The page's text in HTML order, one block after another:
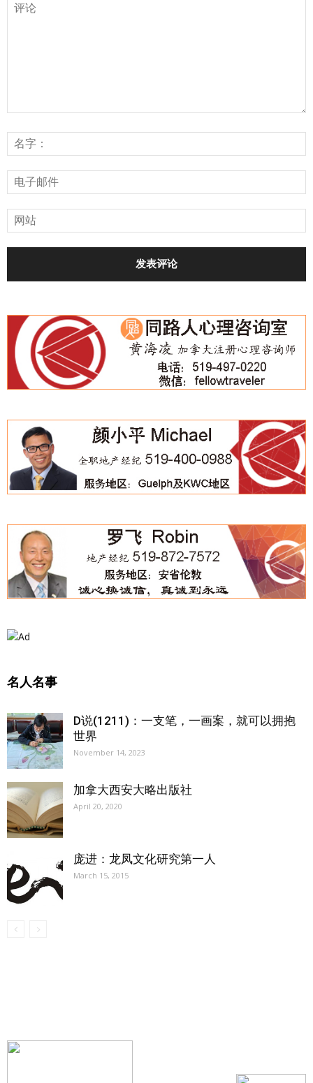
名人名事
D说(1211)：一支笔，一画案，就可以拥抱
世界
November 14, 2023
加拿大西安大略出版社
April 20, 2020
庞进：龙凤文化研究第一人
March 15, 2015